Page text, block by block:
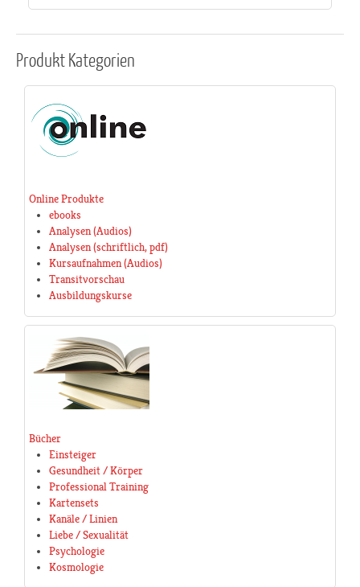
ProduktKategorien
Online Produkte
ebooks
Analysen (Audios)
Analysen (schriftlich, pdf)
Kursaufnahmen (Audios)
Transitvorschau
Ausbildungskurse
Bücher
Einsteiger
Gesundheit / Körper
Professional Training
Kartensets
Kanäle / Linien
Liebe / Sexualität
Psychologie
Kosmologie